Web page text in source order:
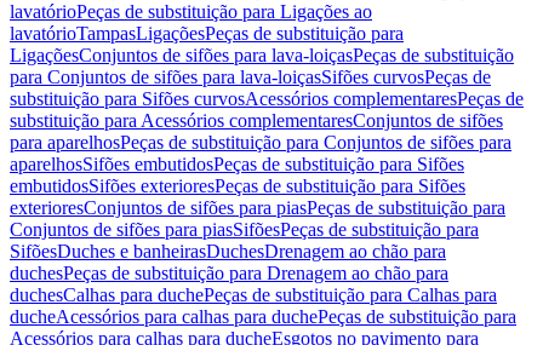
lavatórioPeças de substituição para Ligações ao
lavatórioTampasLigaçõesPeças de substituição para
LigaçõesConjuntos de sifões para lava-loiçasPeças de substituição
para Conjuntos de sifões para lava-loiçasSifões curvosPeças de
substituição para Sifões curvosAcessórios complementaresPeças de
substituição para Acessórios complementaresConjuntos de sifões
para aparelhosPeças de substituição para Conjuntos de sifões para
aparelhosSifões embutidosPeças de substituição para Sifões
embutidosSifões exterioresPeças de substituição para Sifões
exterioresConjuntos de sifões para piasPeças de substituição para
Conjuntos de sifões para piasSifõesPeças de substituição para
SifõesDuches e banheirasDuchesDrenagem ao chão para
duchesPeças de substituição para Drenagem ao chão para
duchesCalhas para duchePeças de substituição para Calhas para
ducheAcessórios para calhas para duchePeças de substituição para
Acessórios para calhas para ducheEsgotos no pavimento para